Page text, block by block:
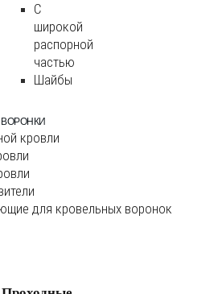
С
широкой
распорной
частью
Шайбы
кровли
для кровельных воронок